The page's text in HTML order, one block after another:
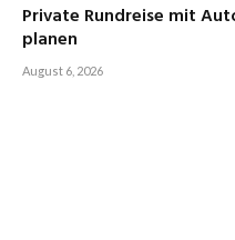
Private Rundreise mit
planen
August 6, 2026